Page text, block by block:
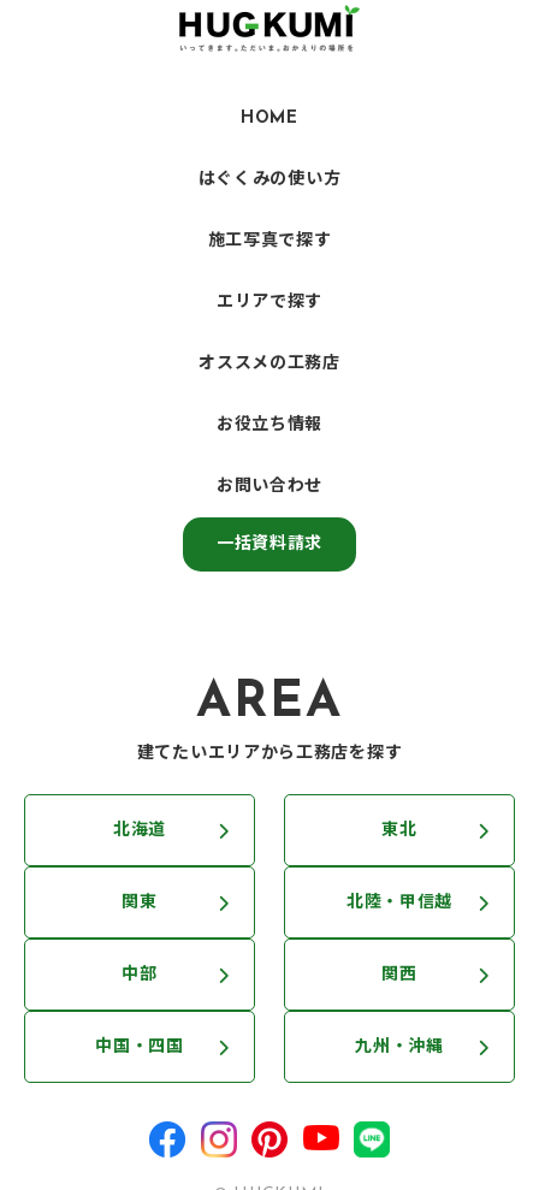
HOME
はぐくみの使い方
施工写真で探す
エリアで探す
オススメの工務店
お役立ち情報
お問い合わせ
一括資料請求
AREA
建てたいエリアから工務店を探す
北海道 東北
関東 北陸・甲信越
中部 関西
中国・四国 九州・沖縄